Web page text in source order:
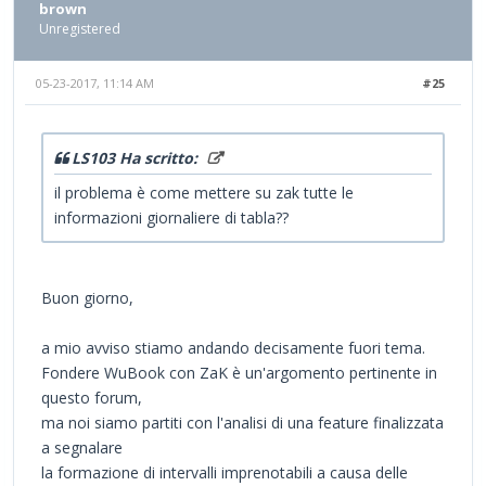
brown
Unregistered
#25
05-23-2017, 11:14 AM
LS103 Ha scritto:
il problema è come mettere su zak tutte le
informazioni giornaliere di tabla??
Buon giorno,
a mio avviso stiamo andando decisamente fuori tema.
Fondere WuBook con ZaK è un'argomento pertinente in
questo forum,
ma noi siamo partiti con l'analisi di una feature finalizzata
a segnalare
la formazione di intervalli imprenotabili a causa delle